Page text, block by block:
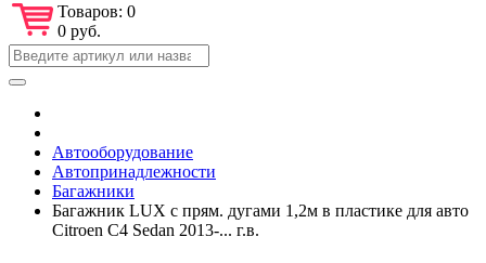
Товаров: 0
0 руб.
Автооборудование
Автопринадлежности
Багажники
Багажник LUX с прям. дугами 1,2м в пластике для авто
Citroen C4 Sedan 2013-... г.в.